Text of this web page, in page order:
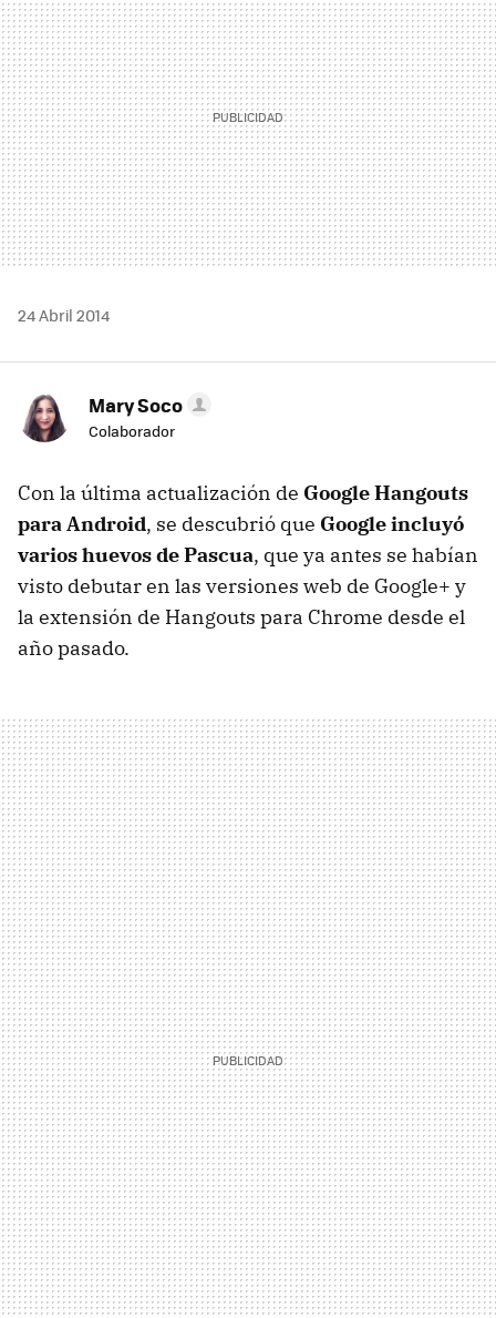
24 Abril 2014
Mary Soco
Colaborador
Con la última actualización de Google Hangouts
para Android, se descubrió que Google incluyó
varios huevos de Pascua, que ya antes se habían
visto debutar en las versiones web de Google+ y
la extensión de Hangouts para Chrome desde el
año pasado.